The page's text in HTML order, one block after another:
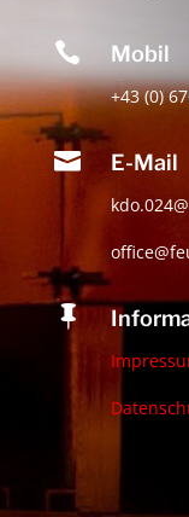
 Mobil
+43 (0)
 E-Mail
